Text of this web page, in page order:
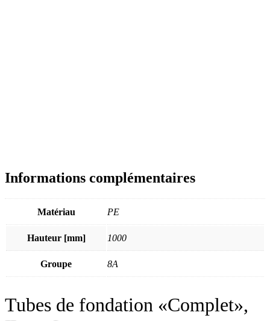
Informations complémentaires
Matériau PE
Hauteur [mm] 1000
Groupe 8A
Tubes de fondation «Complet»,